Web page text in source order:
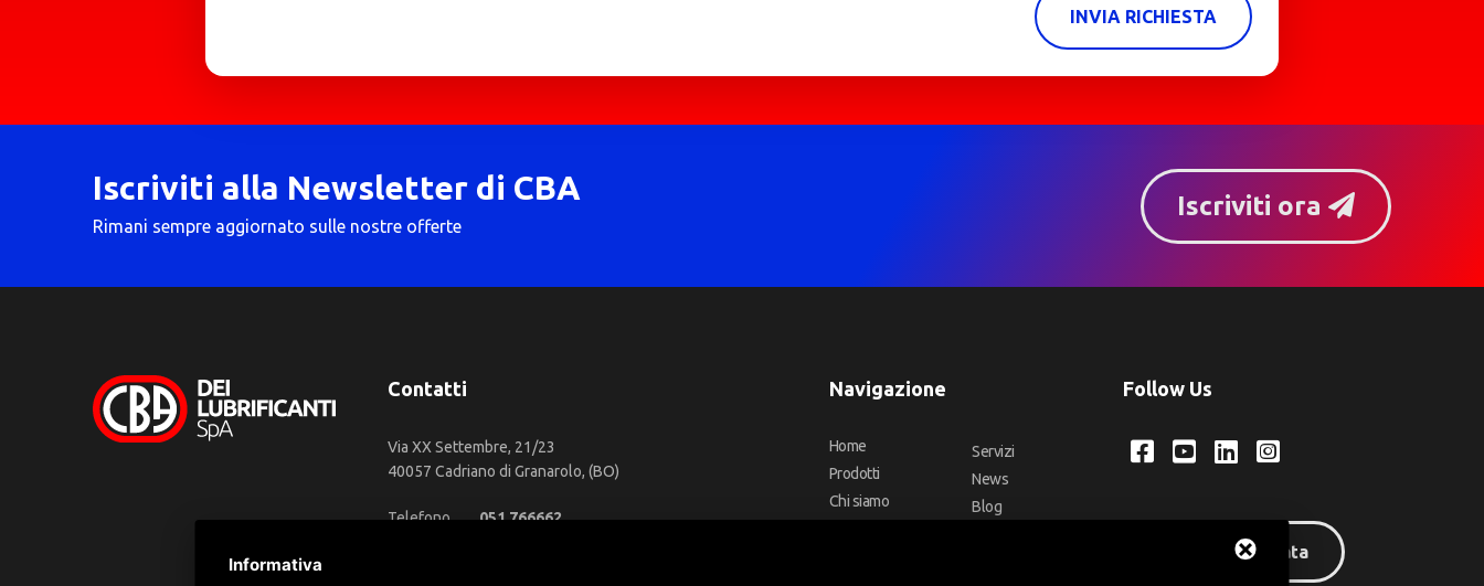
INVIA RICHIESTA
Iscriviti alla Newsletter di CBA
Rimani sempre aggiornato sulle nostre offerte
Iscriviti ora
Contatti
Via XX Settembre, 21/23
40057 Cadriano di Granarolo, (BO)
Telefono
051 766662
Navigazione
Home
Prodotti
Chi siamo
Servizi
News
Blog
Follow Us
Area riservata
Informativa